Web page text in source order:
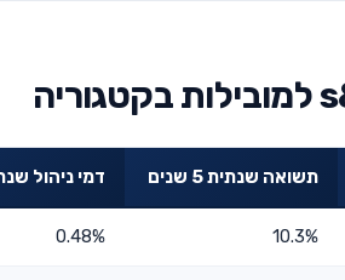
תשואה שנתית 5 שנים דמי ניהול
10.3%
0.48%